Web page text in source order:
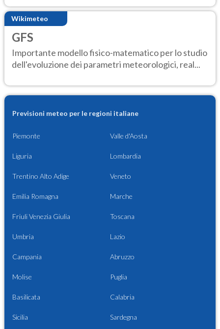
Wikimeteo
GFS
Importante modello fisico-matematico per lo studio
dell'evoluzione dei parametri meteorologici, real...
Previsioni meteo per le regioni italiane
Piemonte Valle d'Aosta
Liguria Lombardia
Trentino Alto Adige Veneto
Emilia Romagna Marche
Friuli Venezia Giulia Toscana
Umbria Lazio
Campania Abruzzo
Molise Puglia
Basilicata Calabria
Sicilia Sardegna